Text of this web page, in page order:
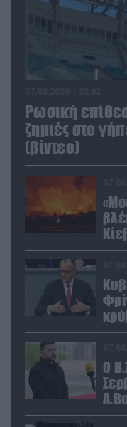
Ρωσική
ζημιές στο
(βίντεο)
Ο